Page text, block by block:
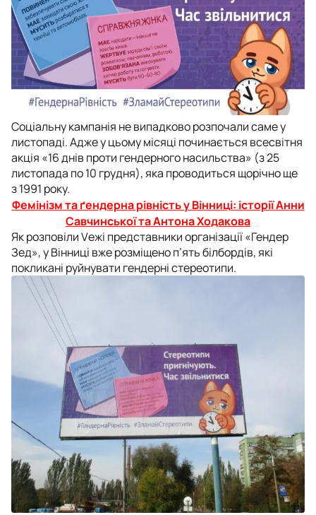
Соціальну кампанія не випадково розпочали саме у
листопаді. Адже у цьому місяці починається всесвітня
акція «16 днів проти гендерного насильства» (з 25
листопада по 10 грудня), яка проводиться щорічно ще
з 1991 року.
Фемінізм та ґендерна рівність у Вінниці: історії Анни
Савчинської та Антона Ходакова
Як розповіли Vежі представники організації «Гендер
Зед», у Вінниці вже розміщено п’ять білбордів, які
покликані руйнувати гендерні стереотипи.